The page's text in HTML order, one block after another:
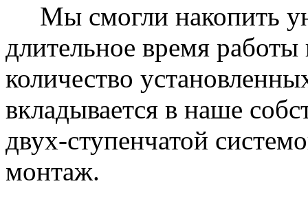
Мы смогли накопить
длительное время
количество
вкладывается в наше
двух-ступенчатой
монтаж.